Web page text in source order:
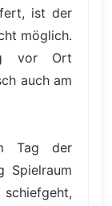
ist der
möglich.
vor Ort
auch am
Tag der
Spielraum